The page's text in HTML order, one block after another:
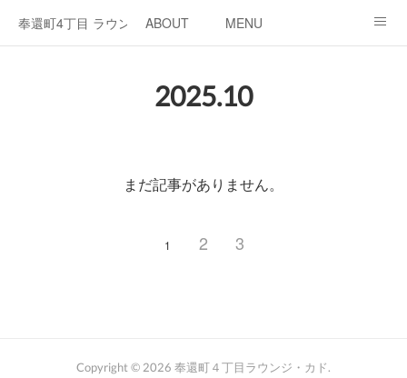
奉還町4丁目 ラウンジ・カド
ABOUT MENU
2025.10
まだ記事がありません。
1 2 3
Copyright © 2026 奉還町４丁目ラウンジ・カド.